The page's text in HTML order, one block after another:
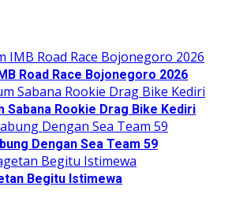
Road Race Bojonegoro 2026
Sabana Rookie Drag Bike Kediri
Dengan Sea Team 59
Begitu Istimewa